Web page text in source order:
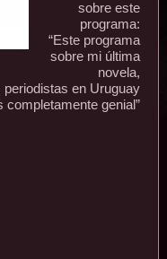
sobre este
programa:
“Este programa
sobre mi última
novela,
en Uruguay
completamente genial”